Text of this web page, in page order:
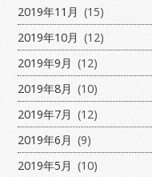
2019年11月 (15)
2019年10月 (12)
2019年9月 (12)
2019年8月 (10)
2019年7月 (12)
2019年6月 (9)
2019年5月 (10)